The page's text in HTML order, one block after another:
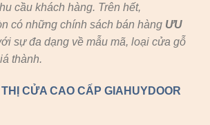
cầu khách hàng. Trên hết,
có những chính sách bán hàng ƯU
sự đa dạng về mẫu mã, loại cửa gỗ
thành.
CỬA CAO CẤP GIAHUYDOOR